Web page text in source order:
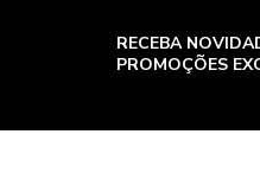
RECEBA
PROMOÇÕES